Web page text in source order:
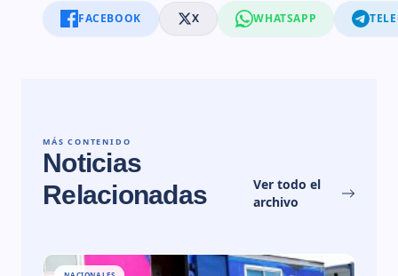
FACEBOOK X WHATSAPP
MÁS CONTENIDO
Noticias
Relacionadas
Ver todo el
archivo